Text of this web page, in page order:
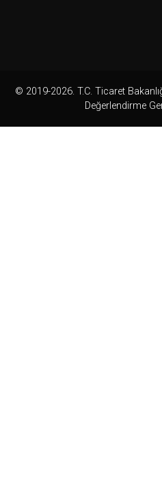
© 2019-2026. T.C. Ticaret
Değerlendirme